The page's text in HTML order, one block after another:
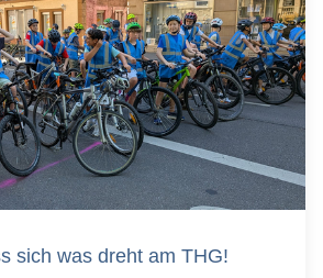
sich was dreht am THG!